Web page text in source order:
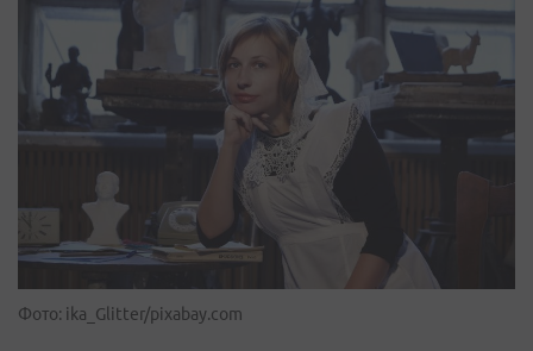
Фото: ika_Glitter/pixabay.com